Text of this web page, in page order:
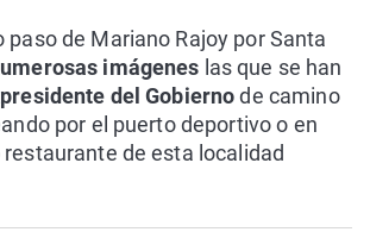
paso de Mariano Rajoy por Santa
imágenes las que se han
del Gobiernode camino
por el puerto deportivo o en
de esta localidad